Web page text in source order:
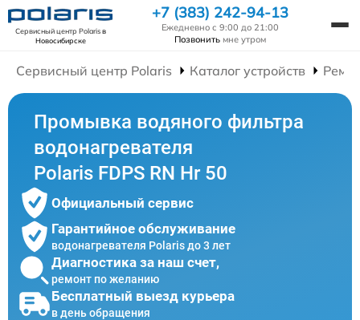
Сервисный центр Polarisв
Новосибирске
+7 (383) 242-94-13
Ежедневно с 9:00 до 21:00
Позвонить мне утром
Сервисный центр Polaris Каталог устройств
Промывка водяного фильтра
водонагревателя
Polaris FDPS RN Hr 50
Официальный сервис
Гарантийное обслуживание
водонагревателя Polaris до 3 лет
Диагностика за наш счет,
ремонт по желанию
Бесплатный выезд курьера
в день обращения